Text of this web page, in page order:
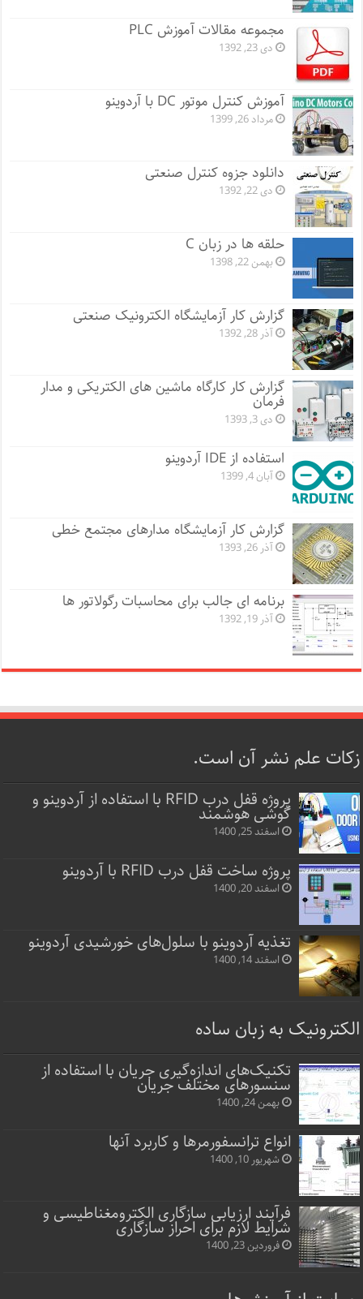
مجموعه مقالات آموزش PLC
دی 23, 1392
آموزش کنترل موتور DC با آردوینو
مرداد 26, 1399
دانلود جزوه کنترل صنعتی
دی 22, 1392
حلقه ها در زبان C
بهمن 22, 1398
گزارش کار آزمایشگاه الکترونیک صنعتی
آذر 28, 1392
گزارش کار کارگاه ماشین های الکتریکی و مدار
فرمان
دی 3, 1393
استفاده از IDE آردوینو
آبان 4, 1399
گزارش کار آزمایشگاه مدارهای مجتمع خطی
آذر 26, 1393
برنامه ای جالب برای محاسبات رگولاتور ها
آذر 19, 1392
زکات علم نشر آن است.
پروژه قفل‌ درب RFID با استفاده از آردوینو و
گوشی هوشمند
اسفند 25, 1400
پروژه ساخت قفل‌ درب RFID با آردوینو
اسفند 20, 1400
تغذیه آردوینو با سلول‌های خورشیدی آردوینو
اسفند 14, 1400
الکترونیک به زبان ساده
تکنیک‌های اندازه‌گیری جریان با استفاده از
سنسورهای مختلف جریان
بهمن 24, 1400
انواع ترانسفورمرها و کاربرد آنها
شهریور 10, 1400
فرآیند ارزیابی سازگاری الکترومغناطیسی و
شرایط لازم برای احراز سازگاری
فروردین 23, 1400